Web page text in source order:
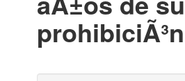
Contacto
Iniciar sesión
prohibiciÃ³n